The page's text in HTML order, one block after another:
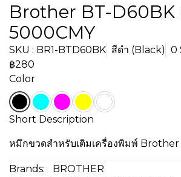
Brother BT-D60BK
5000CMY
SKU : BR1-BTD60BK สีดำ (Black) 0
฿280
Color
Short Description
หมึกขวดสำหรับเติมเครื่องพิมพ์ Brother
Brands:
BROTHER